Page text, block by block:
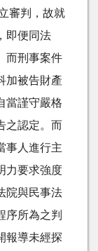
審判，故就
即便同法
而刑事案件
加被告財產
當謹守嚴格
之認定。而
事人進行主
力要求強度
院與民事法
序所為之判
報導未經探